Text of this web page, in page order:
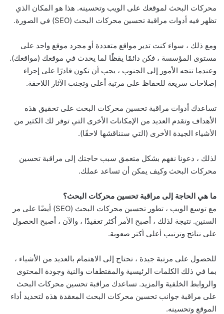
محركات البحث لموقعك على الويب وتحسينه. هذا هو المكان الذي
تظهر فيه أدوات مراقبة تحسين محركات البحث (SEO) في الصورة.
ومع ذلك ، سواء كنت تدير مواقع متعددة أو مجرد موقع واحد على
مستوى المؤسسة ، فكن دائمًا يقظًا لما يحدث في موقعك (مواقعك).
وعندما تتجه الأمور إلى الجنوب ، يجب أن تكون قادرًا على إجراء
إصلاحات سريعة للحفاظ على مرتبة أعلى وتجنب الآثار اللاحقة.
تساعدك أدوات مراقبة تحسين محركات البحث على تحقيق هذه
الأهداف وتقدم العديد من الإمكانات الأخرى التي توفر لك الكثير من
الأشياء الجيدة الأخرى (التي سنناقشها لاحقًا).
لذلك ، دعونا نفهم بشكل متعمق سبب حاجتك إلى مراقبة تحسين
محركات البحث وكيف يمكن أن تساعد عملك.
ما هي الحاجة إلى مراقبة تحسين محركات البحث؟
مع توسع الويب ، تطور تحسين محركات البحث (SEO) أيضًا على مر
السنين. نتيجة لذلك ، أصبح الأمر أكثر تعقيدًا ، والآن ، أصبح الحصول
على نتائج وترتيب أعلى أكثر صعوبة.
للحصول على مرتبة جيدة ، تحتاج إلى الاهتمام بالعديد من الأشياء ،
بما في ذلك الكلمات الرئيسية والمقتطفات والنية وجودة المحتوى
والروابط الخلفية والمزيد. تساعدك مراقبة تحسين محركات البحث
على مراقبة جوانب تحسين محركات البحث المعقدة هذه لتحديد أداء
الموقع وتحسينه.